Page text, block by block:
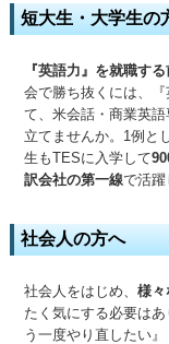
短大生・大学生の
『英語力』を就職する
会で勝ち抜くには、
て、米会話・商業英
立てませんか。1例と
生もTESに入学して
訳会社の第一線で活躍
社会人の方へ
社会人をはじめ、 様々
たく気にする必要は
う一度やり直したい